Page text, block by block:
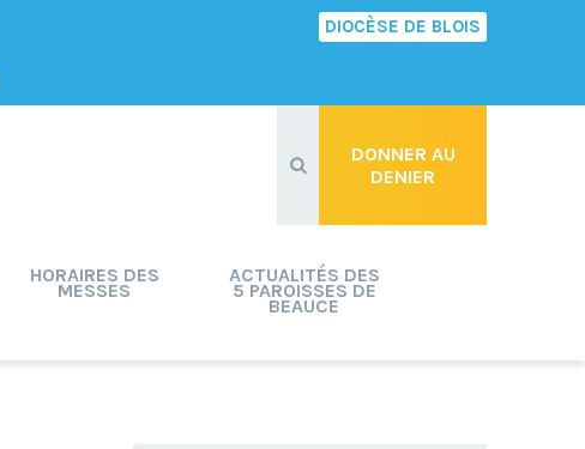
DIOCÈSE DE BLOIS
DONNER AU
DENIER
HORAIRES DES
MESSES
ACTUALITÉS DES
5 PAROISSES DE
BEAUCE